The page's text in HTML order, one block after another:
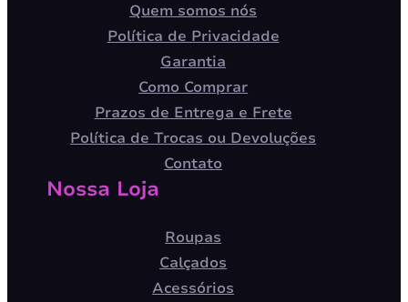
Quem somos nós
Política de Privacidade
Garantia
Como Comprar
Prazos de Entrega e Frete
Política de Trocas ou Devoluções
Contato
Nossa Loja
Roupas
Calçados
Acessórios